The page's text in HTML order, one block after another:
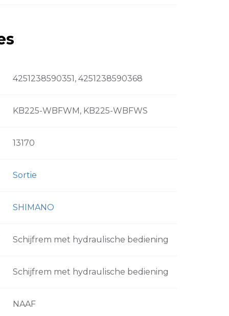
4251238590351, 4251238590368
KB225-WBFWM, KB225-WBFWS
13170
Sortie
SHIMANO
Schijfrem met hydraulische bediening
Schijfrem met hydraulische bediening
NAAF